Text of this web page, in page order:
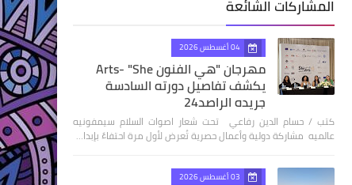
المشاركات الشائعة
04 أغسطس 2026
مهرجان "هي الفنون Arts- "She
يكشف تفاصيل دورته السادسة
جريده الراصد24
كتب / حسام الدين رفاعي تحت شعار اصوات السلام سيمفونيه
عالميه مشاركة دولية وأعمال حصرية تُعرض لأول مرة احتفاءً بإبدا…
03 أغسطس 2026